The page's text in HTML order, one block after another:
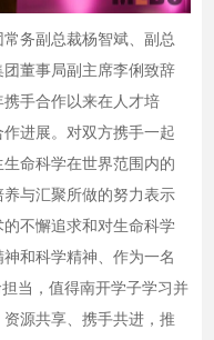
务副总裁杨智斌、副总
董事局副主席李俐致辞
手合作以来在人才培
进展。对双方携手一起
命科学在世界范围内的
与汇聚所做的努力表示
不懈追求和对生命科学
和科学精神、作为一名
当，值得南开学子学习并
源共享、携手共进，推